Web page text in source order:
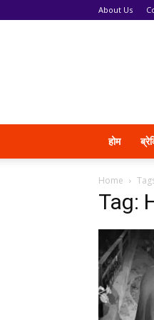
About Us
होम
Home
Tag: